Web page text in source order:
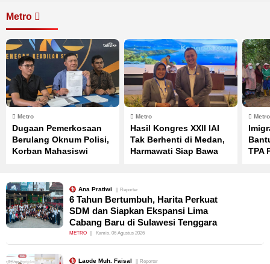
Metro
Metro
Dugaan Pemerkosaan
Berulang Oknum Polisi,
Korban Mahasiswi
Metro
Hasil Kongres XXII IAI
Tak Berhenti di Medan,
Harmawati Siap Bawa
Metro
TPA
Ana Pratiwi Reporter
6 Tahun Bertumbuh, Harita Perkuat
SDM dan Siapkan Ekspansi Lima
Cabang Baru di Sulawesi Tenggara
METRO Kamis, 06 Agustus 2026
Laode Muh. Faisal Reporter